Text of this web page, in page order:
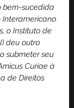
bem-sucedida
Interamericano
o Instituto de
deu outro
submeter seu
Curiae à
de Direitos